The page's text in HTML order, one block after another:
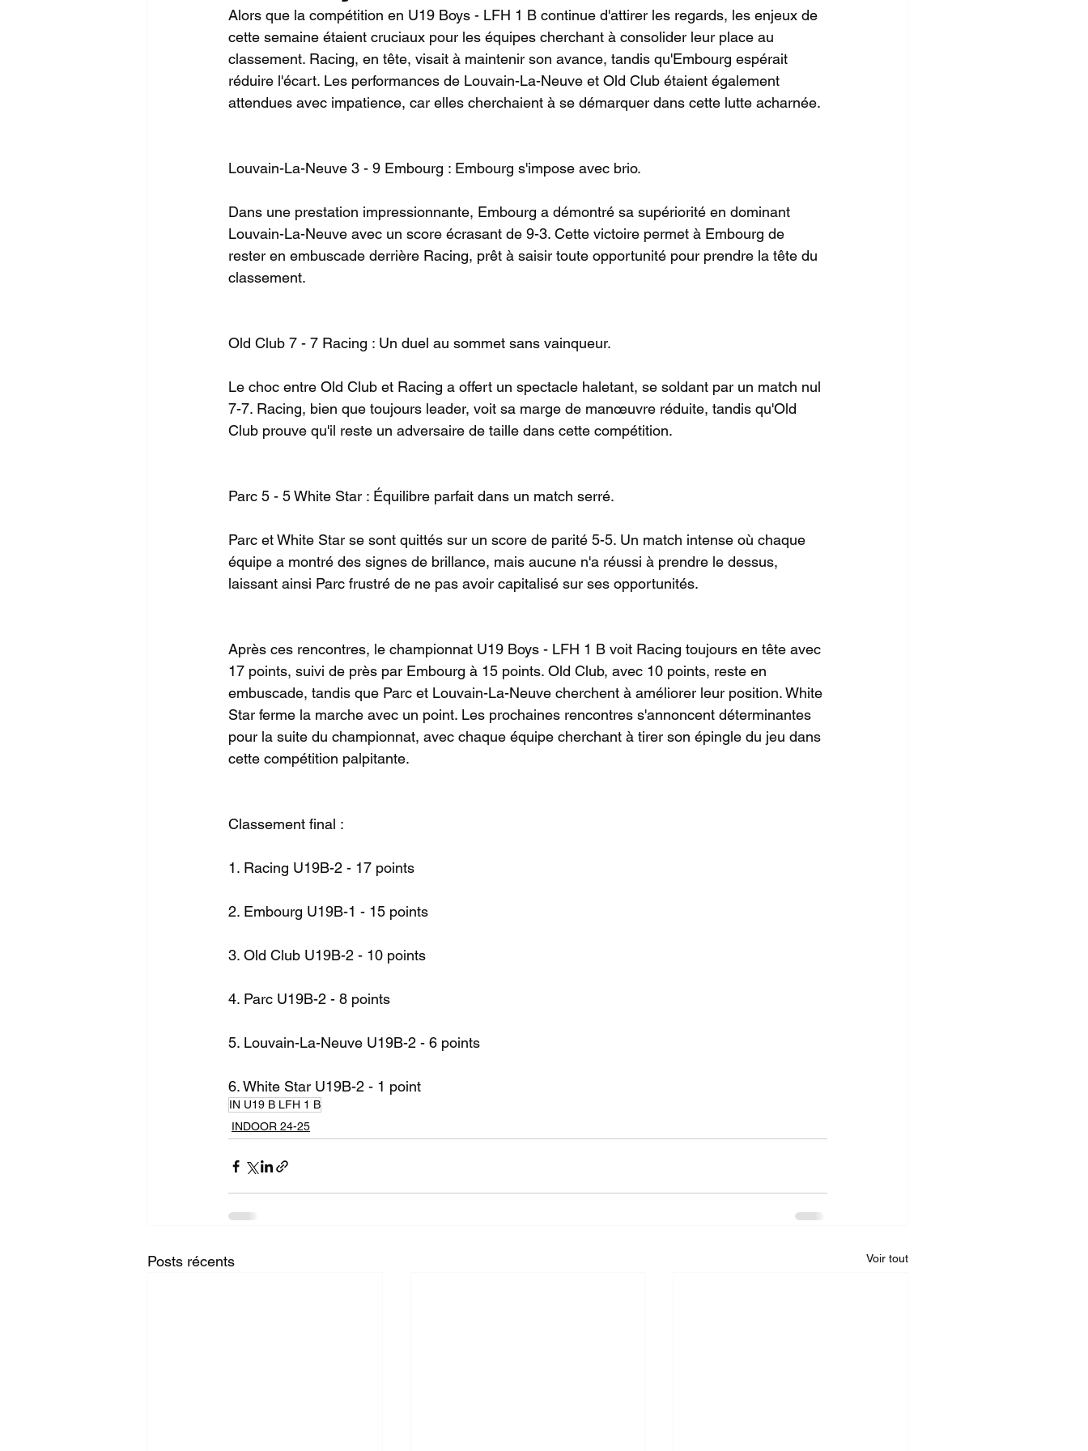
Alors que la compétition en U19 Boys - LFH 1 B continue d'attirer les regards, les enjeux de
cette semaine étaient cruciaux pour les équipes cherchant à consolider leur place au
classement. Racing, en tête, visait à maintenir son avance, tandis qu'Embourg espérait
réduire l'écart. Les performances de Louvain-La-Neuve et Old Club étaient également
attendues avec impatience, car elles cherchaient à se démarquer dans cette lutte acharnée.
Louvain-La-Neuve 3 - 9 Embourg : Embourg s'impose avec brio.
Dans une prestation impressionnante, Embourg a démontré sa supériorité en dominant
Louvain-La-Neuve avec un score écrasant de 9-3. Cette victoire permet à Embourg de
rester en embuscade derrière Racing, prêt à saisir toute opportunité pour prendre la tête du
classement.
Old Club 7 - 7 Racing : Un duel au sommet sans vainqueur.
Le choc entre Old Club et Racing a offert un spectacle haletant, se soldant par un match nul
7-7. Racing, bien que toujours leader, voit sa marge de manœuvre réduite, tandis qu'Old
Club prouve qu'il reste un adversaire de taille dans cette compétition.
Parc 5 - 5 White Star : Équilibre parfait dans un match serré.
Parc et White Star se sont quittés sur un score de parité 5-5. Un match intense où chaque
équipe a montré des signes de brillance, mais aucune n'a réussi à prendre le dessus,
laissant ainsi Parc frustré de ne pas avoir capitalisé sur ses opportunités.
Après ces rencontres, le championnat U19 Boys - LFH 1 B voit Racing toujours en tête avec
17 points, suivi de près par Embourg à 15 points. Old Club, avec 10 points, reste en
embuscade, tandis que Parc et Louvain-La-Neuve cherchent à améliorer leur position. White
Star ferme la marche avec un point. Les prochaines rencontres s'annoncent déterminantes
pour la suite du championnat, avec chaque équipe cherchant à tirer son épingle du jeu dans
cette compétition palpitante.
Classement final :
1. Racing U19B-2 - 17 points
2. Embourg U19B-1 - 15 points
3. Old Club U19B-2 - 10 points
4. Parc U19B-2 - 8 points
5. Louvain-La-Neuve U19B-2 - 6 points
6. White Star U19B-2 - 1 point
IN U19 B LFH 1 B
INDOOR 24-25
Posts récents Voir tout